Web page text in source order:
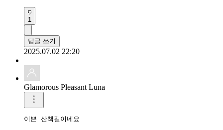
1
답글 쓰기
2025.07.02 22:20
Glamorous Pleasant Luna
이쁜 산책길이네요